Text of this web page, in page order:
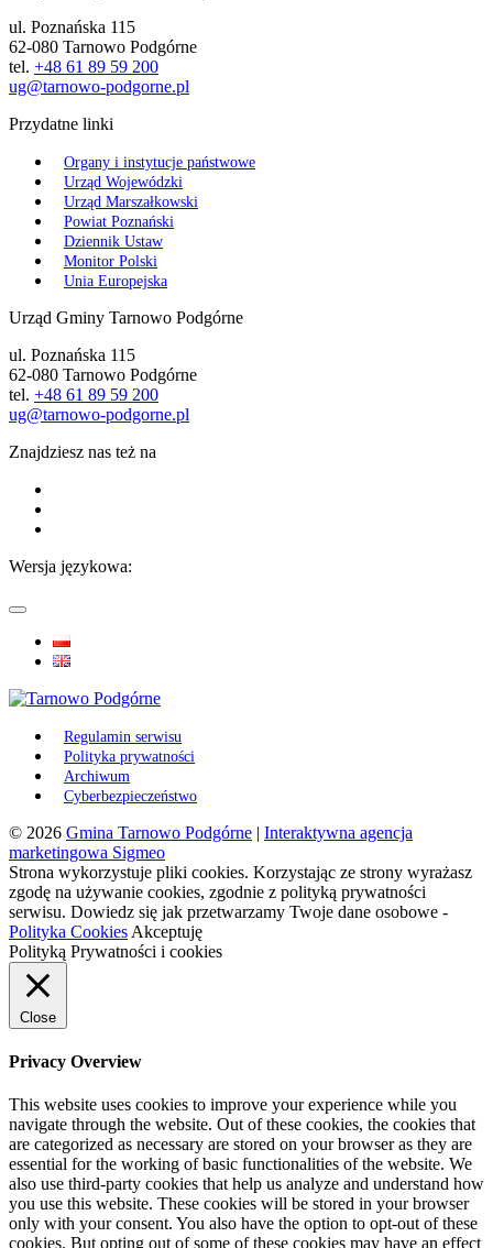
ul. Poznańska 115
62-080 Tarnowo Podgórne
tel. +48 61 89 59 200
ug@tarnowo-podgorne.pl
Przydatne linki
Organy i instytucje państwowe
Urząd Wojewódzki
Urząd Marszałkowski
Powiat Poznański
Dziennik Ustaw
Monitor Polski
Unia Europejska
Urząd Gminy Tarnowo Podgórne
ul. Poznańska 115
62-080 Tarnowo Podgórne
tel. +48 61 89 59 200
ug@tarnowo-podgorne.pl
Znajdziesz nas też na
Wersja językowa:
Regulamin serwisu
Polityka prywatności
Archiwum
Cyberbezpieczeństwo
© 2026 Gmina Tarnowo Podgórne | Interaktywna agencja
marketingowa Sigmeo
Strona wykorzystuje pliki cookies. Korzystając ze strony wyrażasz
zgodę na używanie cookies, zgodnie z polityką prywatności
serwisu. Dowiedz się jak przetwarzamy Twoje dane osobowe -
Polityka Cookies Akceptuję
Polityką Prywatności i cookies
Close
Privacy Overview
This website uses cookies to improve your experience while you
navigate through the website. Out of these cookies, the cookies that
are categorized as necessary are stored on your browser as they are
essential for the working of basic functionalities of the website. We
also use third-party cookies that help us analyze and understand how
you use this website. These cookies will be stored in your browser
only with your consent. You also have the option to opt-out of these
cookies. But opting out of some of these cookies may have an effect